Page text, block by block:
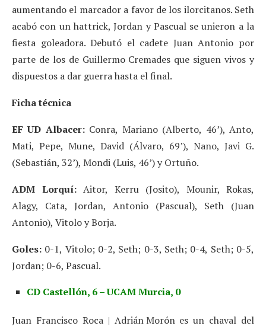
aumentando el marcador a favor de los ilorcitanos. Seth
acabó con un hattrick, Jordan y Pascual se unieron a la
fiesta goleadora. Debutó el cadete Juan Antonio por
parte de los de Guillermo Cremades que siguen vivos y
dispuestos a dar guerra hasta el final.
Ficha técnica
EF UD Albacer:Conra, Mariano (Alberto, 46’), Anto,
Mati, Pepe, Mune, David (Álvaro, 69’), Nano, Javi G.
(Sebastián, 32’), Mondi (Luis, 46’) y Ortuño.
ADM Lorquí:Aitor, Kerru (Josito), Mounir, Rokas,
Alagy, Cata, Jordan, Antonio (Pascual), Seth (Juan
Antonio), Vitolo y Borja.
Goles: 0-1, Vitolo; 0-2, Seth; 0-3, Seth; 0-4, Seth; 0-5,
Jordan; 0-6, Pascual.
CD Castellón, 6 – UCAM Murcia, 0
Juan Francisco Roca | Adrián Morón es un chaval del